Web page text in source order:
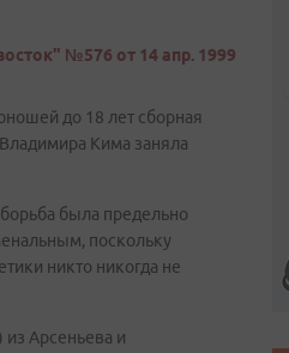
№576 от 14 апр. 1999
до 18 лет сборная
Кима заняла
была предельно
поскольку
никто никогда не
Арсеньева и